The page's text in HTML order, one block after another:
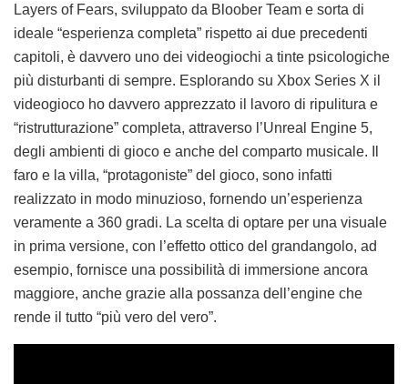
Layers of Fears, sviluppato da Bloober Team e sorta di
ideale “esperienza completa” rispetto ai due precedenti
capitoli, è davvero uno dei videogiochi a tinte psicologiche
più disturbanti di sempre. Esplorando su Xbox Series X il
videogioco ho davvero apprezzato il lavoro di ripulitura e
“ristrutturazione” completa, attraverso l’Unreal Engine 5,
degli ambienti di gioco e anche del comparto musicale. Il
faro e la villa, “protagoniste” del gioco, sono infatti
realizzato in modo minuzioso, fornendo un’esperienza
veramente a 360 gradi. La scelta di optare per una visuale
in prima versione, con l’effetto ottico del grandangolo, ad
esempio, fornisce una possibilità di immersione ancora
maggiore, anche grazie alla possanza dell’engine che
rende il tutto “più vero del vero”.